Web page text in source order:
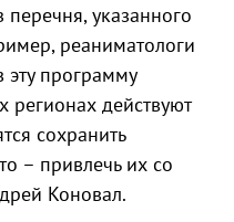
указанного
реаниматологи
эту программу
регионах действуют
сохранить
– привлечь их со
Коновал.